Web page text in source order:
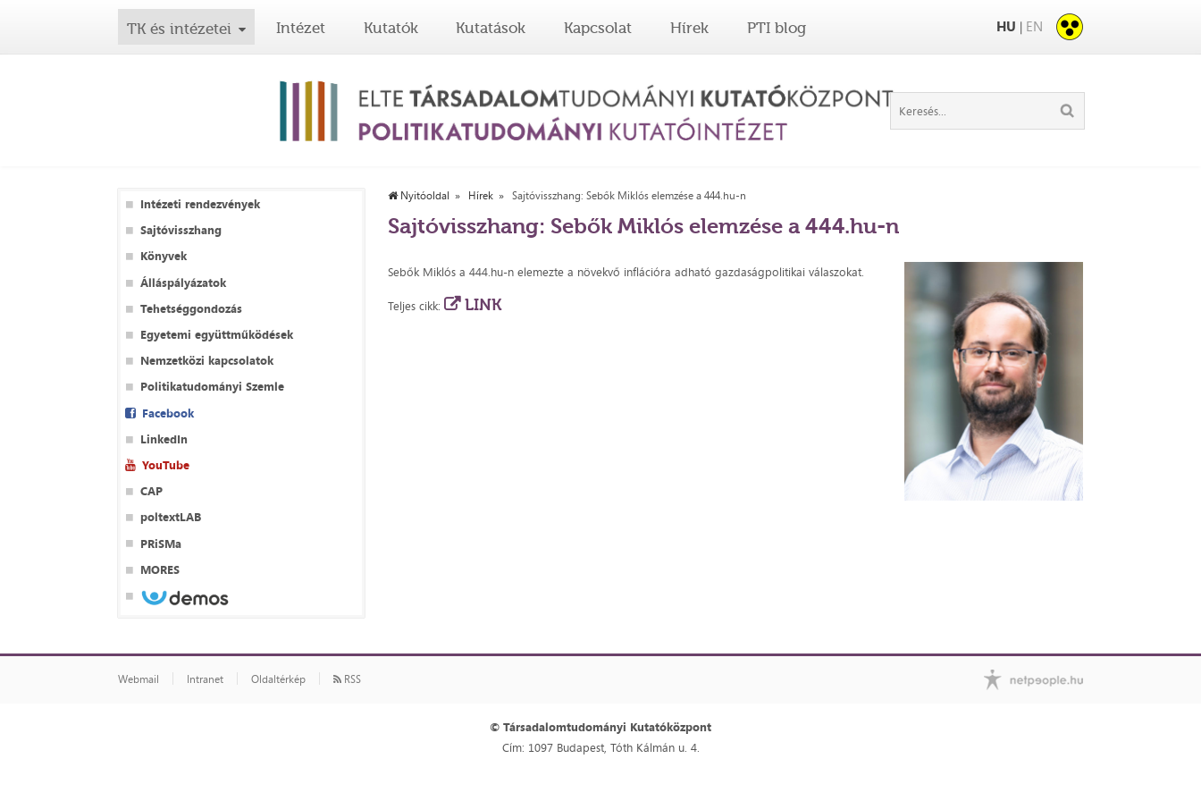
TK és intézetei Intézet Kutatók Kutatások Kapcsolat Hírek PTI blog HU | EN
Intézeti rendezvények
Sajtóvisszhang
Könyvek
Álláspályázatok
Tehetséggondozás
Egyetemi együttműködések
Nemzetközi kapcsolatok
Politikatudományi Szemle
Facebook
LinkedIn
YouTube
CAP
poltextLAB
PRiSMa
MORES
Nyitóoldal Hírek Sajtóvisszhang: Sebők Miklós elemzése a 444.hu-n
Sajtóvisszhang: Sebők Miklós elemzése a 444.hu-n
Sebők Miklós a 444.hu-n elemezte a növekvő inflációra adható gazdaságpolitikai válaszokat.
Teljes cikk: LINK
Webmail Intranet Oldaltérkép RSS
© Társadalomtudományi Kutatóközpont
Cím: 1097 Budapest, Tóth Kálmán u. 4.